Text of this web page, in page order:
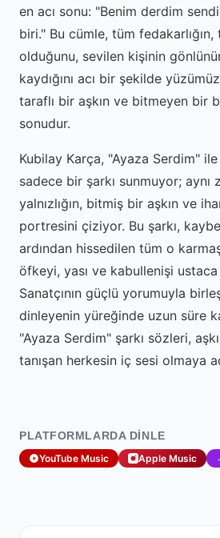
en acı sonu: "Benim derdim
biri." Bu cümle, tüm fedakarlığın,
olduğunu, sevilen kişinin
kaydığını acı bir şekilde
taraflı bir aşkın ve bitmeyen bir
sonudur.
Kubilay Karça, "Ayaza Serdim"
sadece bir şarkı sunmuyor; aynı
yalnızlığın, bitmiş bir aşkın ve
portresini çiziyor. Bu şarkı,
ardından hissedilen tüm o
öfkeyi, yası ve kabullenişi ustaca
Sanatçının güçlü yorumuyla
dinleyenin yüreğinde uzun süre
"Ayaza Serdim" şarkı sözleri,
tanışan herkesin iç sesi olmaya
PLATFORMLARDA DINLE
YouTube Music Apple Music